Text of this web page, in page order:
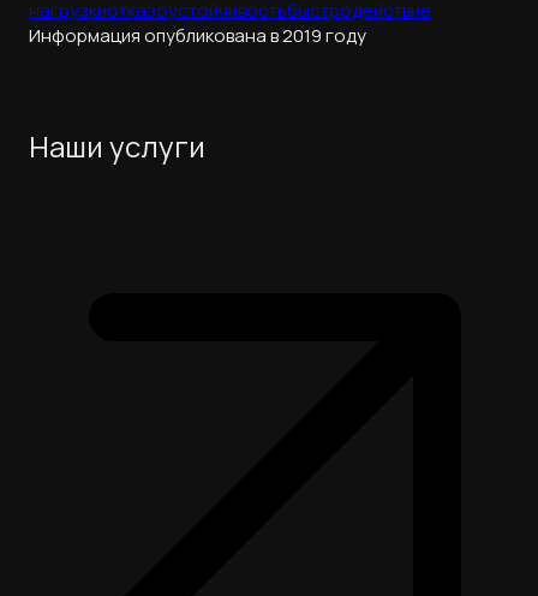
нагрузкиотказоустойчивостьбыстродействие
Информация опубликована в 2019 году
Наши услуги